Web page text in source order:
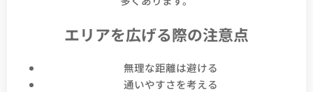
エリアを広げる際の注意点
無理な距離は避ける
通いやすさを考える